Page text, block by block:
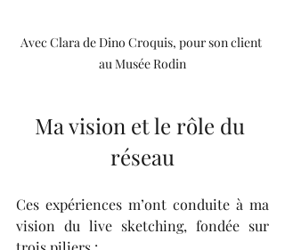
Avec Clara de Dino Croquis, pour son client
au Musée Rodin
Ma vision et le rôle du
réseau
Ces expériences m’ont conduite à ma
vision du live sketching, fondée sur